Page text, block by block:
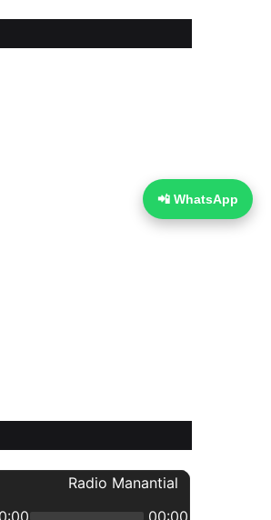
📲 WhatsApp